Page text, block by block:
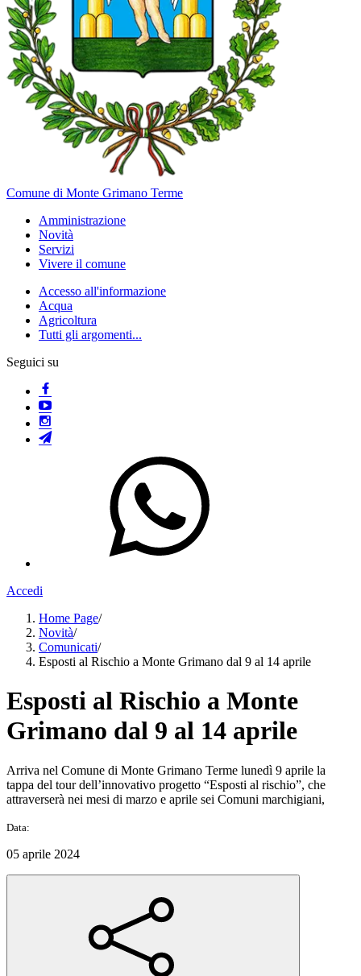
Comune di Monte Grimano Terme
Amministrazione
Novità
Servizi
Vivere il comune
Accesso all'informazione
Acqua
Agricoltura
Tutti gli argomenti...
Seguici su
Accedi
Home Page/
Novità/
Comunicati/
Esposti al Rischio a Monte Grimano dal 9 al 14 aprile
Esposti al Rischio a Monte
Grimano dal 9 al 14 aprile
Arriva nel Comune di Monte Grimano Terme lunedì 9 aprile la
tappa del tour dell’innovativo progetto “Esposti al rischio”, che
attraverserà nei mesi di marzo e aprile sei Comuni marchigiani,
Data:
05 aprile 2024